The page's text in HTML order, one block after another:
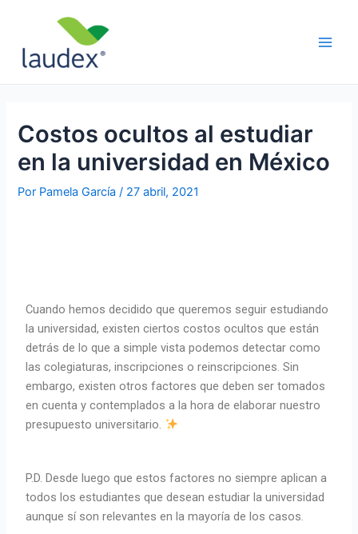
contenido
Costos ocultos al estudiar
en la universidad en México
Por Pamela García/ 27 abril, 2021
Cuando hemos decidido que queremos seguir estudiando
la universidad, existen ciertos costos ocultos que están
detrás de lo que a simple vista podemos detectar como
las colegiaturas, inscripciones o reinscripciones. Sin
embargo, existen otros factores que deben ser tomados
en cuenta y contemplados a la hora de elaborar nuestro
presupuesto universitario.
P.D. Desde luego que estos factores no siempre aplican a
todos los estudiantes que desean estudiar la universidad
aunque sí son relevantes en la mayoría de los casos.
entradas